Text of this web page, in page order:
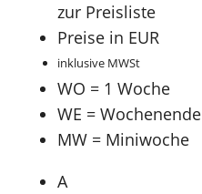
zur Preisliste
Preise in EUR
inklusive MWSt
WO = 1 Woche
WE = Wochenende
MW = Miniwoche
A